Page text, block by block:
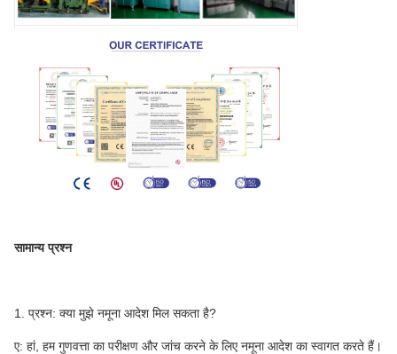
सामान्य प्रश्न
1. प्रश्न: क्या मुझे नमूना आदेश मिल सकता है?
ए: हां, हम गुणवत्ता का परीक्षण और जांच करने के लिए नमूना आदेश का स्वागत करते हैं।